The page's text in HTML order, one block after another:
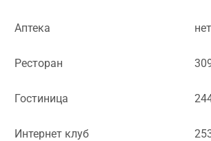
Аптека
Ресторан
Гостиница
Интернет клуб